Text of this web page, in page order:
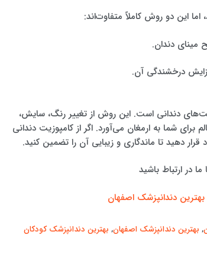
اما این دو روش کاملاً متفاوت‌اند:
دندان.
درخشندگی آن.
دندانی است. این روش از تغییر رنگ، سایش،
شما به ارمغان می‌آورد. اگر از کامپوزیت دندانی
قرار دهید تا ماندگاری و زیبایی آن را تضمین کنید.
در ارتباط باشید
دندانپزشک اصفهان
, بهترین دندانپزشک اصفهان, بهترین دندانپزشک کودکان